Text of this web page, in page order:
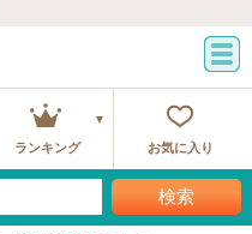
ランキング お気に入り
検索